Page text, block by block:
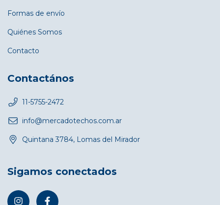
Formas de envío
Quiénes Somos
Contacto
Contactános
11-5755-2472
info@mercadotechos.com.ar
Quintana 3784, Lomas del Mirador
Sigamos conectados